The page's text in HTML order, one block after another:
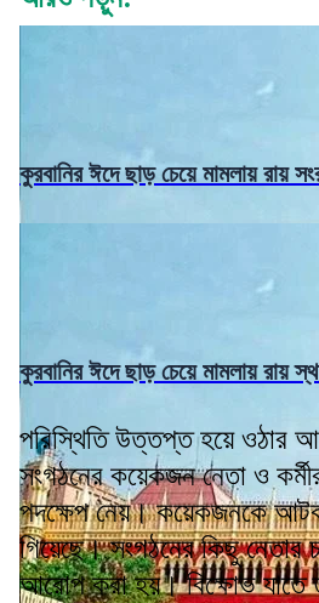
কুরবানির ঈদে ছাড় চেয়ে মামলায় রায়
কুরবানির ঈদে ছাড় চেয়ে মামলায় রায়
পরিস্থিতি উত্তপ্ত হয়ে ওঠার
সংগঠনের কয়েকজন নেতা ও
পদক্ষেপ নেয়। কয়েকজনকে
গিয়েছে। সংগঠনের কিছু নেতার
আরোপ করা হয়। বিক্ষোভ যাতে